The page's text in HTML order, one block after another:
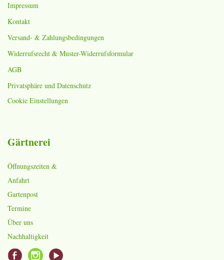
Impressum
Kontakt
Versand- & Zahlungsbedingungen
Widerrufsrecht & Muster-Widerrufsformular
AGB
Privatsphäre und Datenschutz
Cookie Einstellungen
Gärtnerei
Öffnungszeiten &
Anfahrt
Gartenpost
Termine
Über uns
Nachhaltigkeit